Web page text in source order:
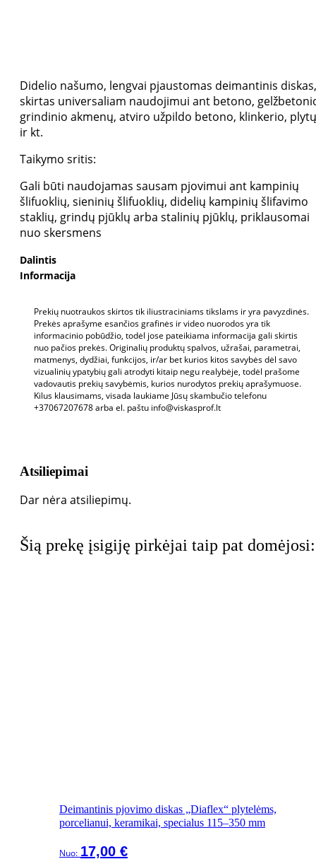
Didelio našumo, lengvai pjaustomas deimantinis diskas,
skirtas universaliam naudojimui ant betono,
grindinio akmenų, atviro užpildo betono, klinkerio, plytų
ir kt.
Taikymo sritis:
Gali būti naudojamas sausam pjovimui ant kampinių
šlifuoklių, sieninių šlifuoklių, didelių kampinių šlifavimo
staklių, grindų pjūklų arba stalinių pjūklų, priklausomai
nuo skersmens
Dalintis
Informacija
Prekių nuotraukos skirtos tik iliustraciniams tikslams ir yra pavyzdinės.
Prekės aprašyme esančios grafinės ir video nuorodos yra tik
informacinio pobūdžio, todėl jose pateikiama informacija gali skirtis
nuo pačios prekės. Originalių produktų spalvos, užrašai, parametrai,
matmenys, dydžiai, funkcijos, ir/ar bet kurios kitos savybės dėl savo
vizualinių ypatybių gali atrodyti kitaip negu realybėje, todėl prašome
vadovautis prekių savybėmis, kurios nurodytos prekių aprašymuose.
Kilus klausimams, visada laukiame Jūsų skambučio telefonu
+37067207678 arba el. paštu info@viskasprof.lt
Atsiliepimai
Dar nėra atsiliepimų.
Šią prekę įsigiję pirkėjai taip pat domėjosi:
Deimantinis pjovimo diskas „Diaflex“ plytelėms,
porcelianui, keramikai, specialus 115–350 mm
Nuo: 17,00 €